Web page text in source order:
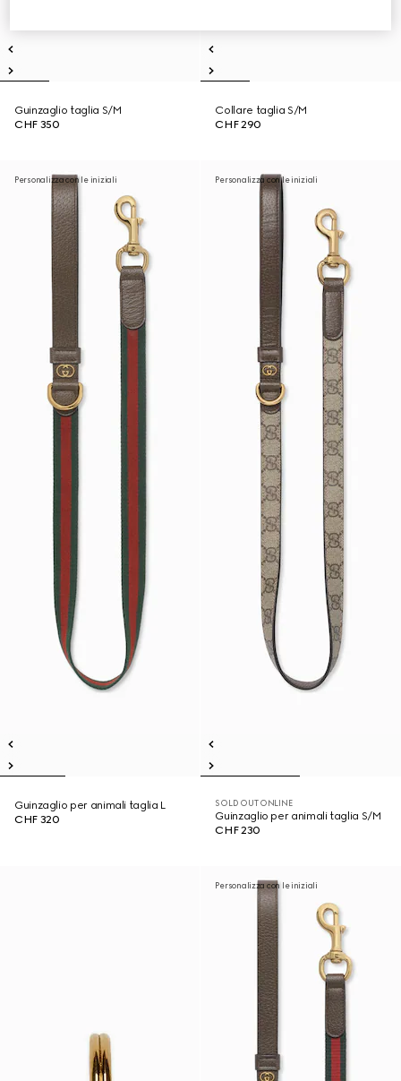
Guinzaglio taglia S/M
CHF 350
Collare taglia S/M
CHF 290
Personalizza con le iniziali
Guinzaglio per animali taglia L
CHF 320
Personalizza con le iniziali
SOLD OUT ONLINE
Guinzaglio per animali taglia S/M
CHF 230
Personalizza con le iniziali